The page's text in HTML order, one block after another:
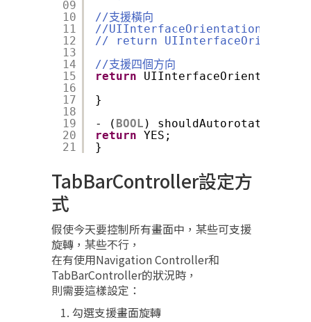
09
10
11
12
13
14
15
16
17
18
19
20
21
//支援橫向
//
// return
//支援四個方向
return
}
- ( BOOL ) shouldAutorotate {
return YES;
}
TabBarController設定方
式
假使今天要控制所有畫面中，某些可支援
旋轉，某些不行，
在有使用Navigation Controller和
TabBarController的狀況時，
則需要這樣設定：
勾選支援畫面旋轉